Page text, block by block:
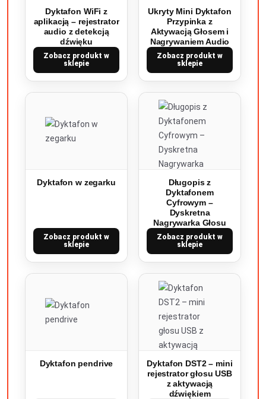
Dyktafon WiFi z
aplikacją – rejestrator
audio z detekcją
dźwięku
Zobacz produkt w
sklepie
Ukryty Mini Dyktafon
Przypinka z
Aktywacją Głosem i
Nagrywaniem Audio
Zobacz produkt w
sklepie
Dyktafon w zegarku
Zobacz produkt w
sklepie
Długopis z
Dyktafonem
Cyfrowym –
Dyskretna
Nagrywarka Głosu
Zobacz produkt w
sklepie
Dyktafon pendrive
Dyktafon DST2 – mini
rejestrator głosu USB
z aktywacją
dźwiękiem